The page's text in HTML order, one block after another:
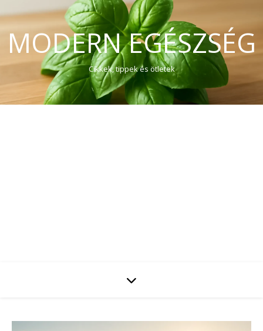
MODERN EGÉSZSÉG
Cikkek, tippek és ötletek